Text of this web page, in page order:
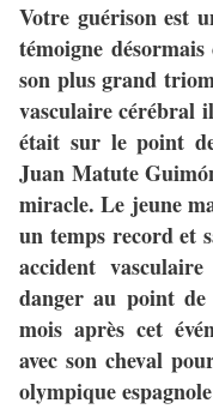
Votre guérison est
témoigne
son plus grand
vasculaire cérébral
était sur le point
Juan Matute
miracle. Le jeune
un temps record et
accident
danger au point
mois après cet
avec son cheval
olympique